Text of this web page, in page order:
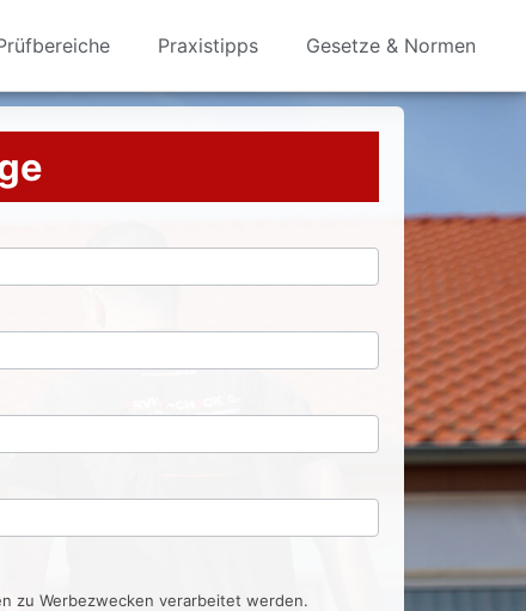
Praxistipps Gesetze & Normen
zu Werbezwecken verarbeitet werden.